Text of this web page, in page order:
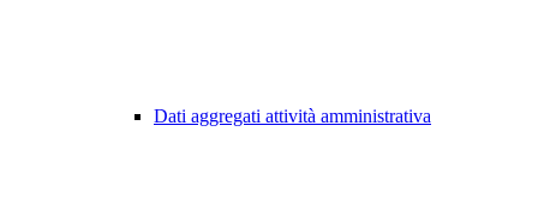
Dati aggregati attività amministrativa